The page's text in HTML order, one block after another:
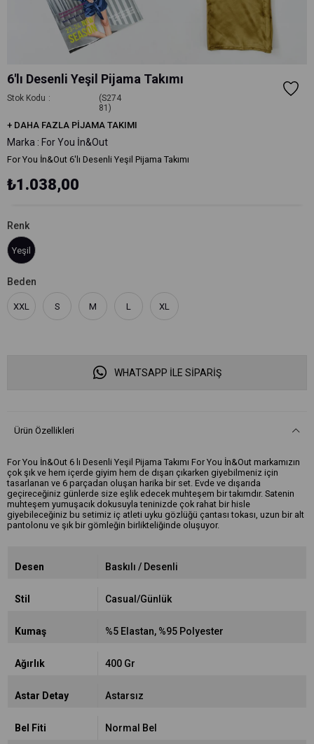
6'lı Desenli Yeşil Pijama Takımı
Stok Kodu
(S274
81)
+ DAHA FAZLA PIJAMA TAKIMI
Marka : For You İn&Out
For You İn&Out 6'lı Desenli Yeşil Pijama Takımı
₺1.038,00
Renk
Yeşil
Beden
XXL S M L XL
WHATSAPP İLE SİPARİŞ
Ürün Özellikleri
For You İn&Out 6 lı Desenli Yeşil Pijama Takımı For You İn&Out markamızın
çok şık ve hem içerde giyim hem de dışarı çıkarken giyebilmeniz için
tasarlanan ve 6 parçadan oluşan harika bir set. Evde ve dışarıda
geçireceğiniz günlerde size eşlik edecek muhteşem bir takımdır. Satenin
muhteşem yumuşacık dokusuyla teninizde çok rahat bir hisle
giyebileceğiniz bu setimiz iç atleti uyku gözlüğü çantası tokası, uzun bir alt
pantolonu ve şık bir gömleğin birlikteliğinde oluşuyor.
Desen Baskılı / Desenli
Stil Casual/Günlük
Kumaş %5 Elastan %95 Polyester
Ağırlık 400 Gr
Astar Detay Astarsız
Bel Fiti Normal Bel